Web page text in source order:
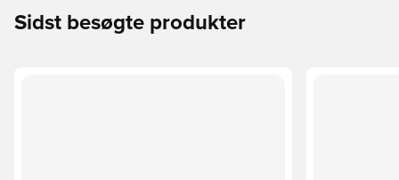
Sidst besøgte produkter